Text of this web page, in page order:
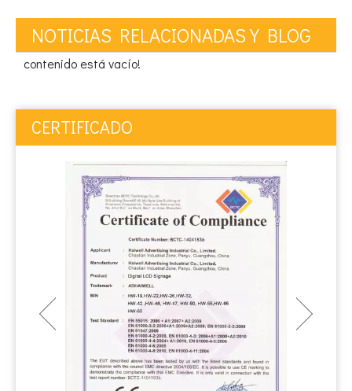
NOTICIAS RELACIONADAS Y BLOG
contenido está vacío!
CERTIFICADO